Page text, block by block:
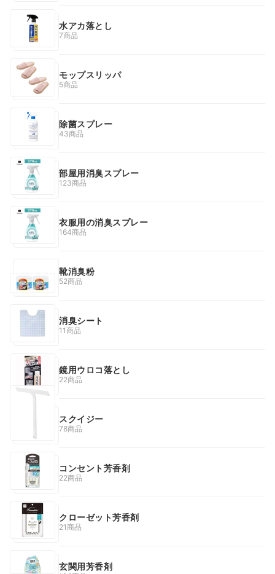
水アカ落とし
7商品
モップスリッパ
5商品
除菌スプレー
43商品
部屋用消臭スプレー
123商品
衣服用の消臭スプレー
164商品
靴消臭粉
52商品
消臭シート
11商品
鏡用ウロコ落とし
22商品
スクイジー
78商品
コンセント芳香剤
22商品
クローゼット芳香剤
21商品
玄関用芳香剤